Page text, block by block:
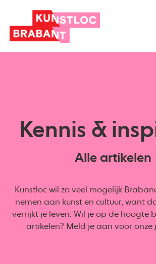
Kennis &
Alle artikelen
Kunstloc wil zo veel mogelijk
nemen aan kunst en cultuur, want
verrijkt je leven. Wil je op de hoogte
artikelen? Meld je aan voor onze